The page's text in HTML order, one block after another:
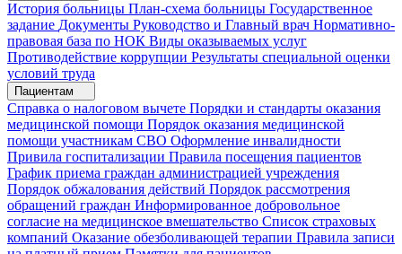
История больницы План-схема больницы Государственное
задание Документы Руководство и Главный врач Нормативно-
правовая база по НОК Виды оказываемых услуг
Противодействие коррупции Результаты специальной оценки
условий труда
Пациентам
Справка о налоговом вычете Порядки и стандарты оказания
медицинской помощи Порядок оказания медицинской
помощи участникам СВО Оформление инвалидности
Привила госпитализации Правила посещения пациентов
График приема граждан администрацией учреждения
Порядок обжалования действий Порядок рассмотрения
обращений граждан Информированное добровольное
согласие на медицинское вмешательство Список страховых
компаний Оказание обезболивающей терапии Правила записи